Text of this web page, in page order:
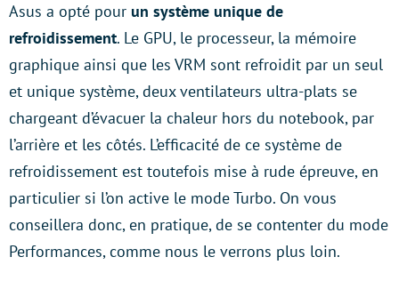
Asus a opté pour un système unique de
refroidissement. Le GPU, le processeur, la mémoire
graphique ainsi que les VRM sont refroidit par un seul
et unique système, deux ventilateurs ultra-plats se
chargeant d’évacuer la chaleur hors du notebook, par
l’arrière et les côtés. L’efficacité de ce système de
refroidissement est toutefois mise à rude épreuve, en
particulier si l’on active le mode Turbo. On vous
conseillera donc, en pratique, de se contenter du mode
Performances, comme nous le verrons plus loin.